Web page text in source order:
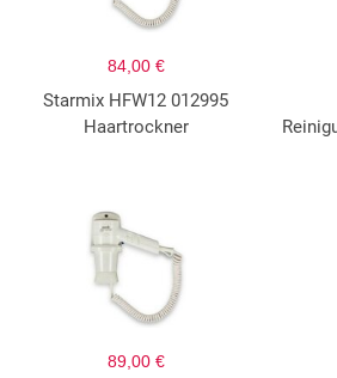
84,00 €
Starmix HFW12 012995
Haartrockner
89,00 €